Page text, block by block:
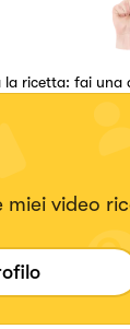
la ricetta: fai una
miei video